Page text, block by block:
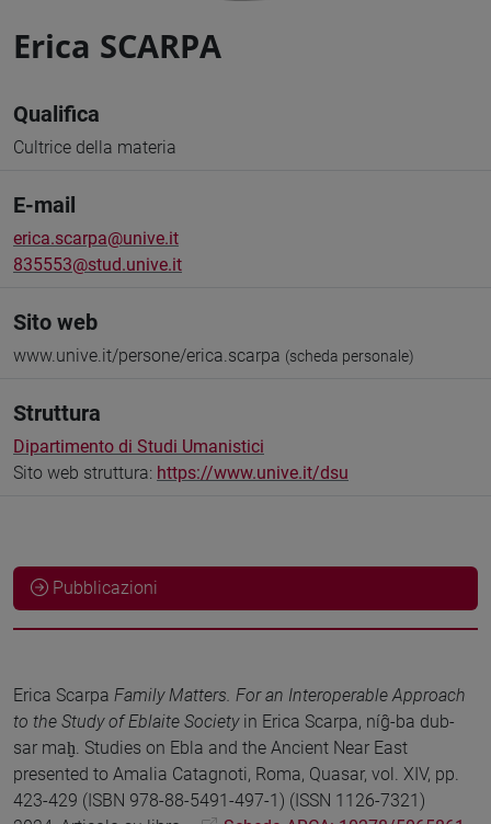
Erica SCARPA
Qualifica
Cultrice della materia
E-mail
erica.scarpa@unive.it
835553@stud.unive.it
Sito web
www.unive.it/persone/erica.scarpa (scheda personale)
Struttura
Dipartimento di Studi Umanistici
Sito web struttura: https://www.unive.it/dsu
Pubblicazioni
Erica Scarpa Family Matters. For an Interoperable Approach
to the Study of Eblaite Society in Erica Scarpa, níĝ-ba dub-
sar maḫ. Studies on Ebla and the Ancient Near East
presented to Amalia Catagnoti, Roma, Quasar, vol. XIV, pp.
423-429 (ISBN 978-88-5491-497-1) (ISSN 1126-7321)